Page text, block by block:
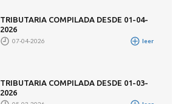
TRIBUTARIA COMPILADA DESDE 01-04-
2026
07-04-2026 leer
TRIBUTARIA COMPILADA DESDE 01-03-
2026